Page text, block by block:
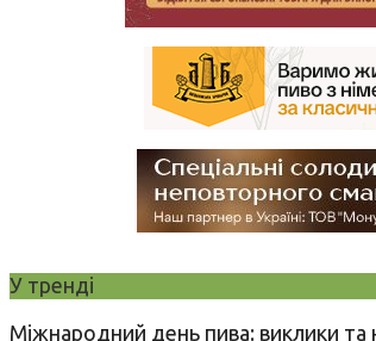
У тренді
Міжнародний день пива: виклики та